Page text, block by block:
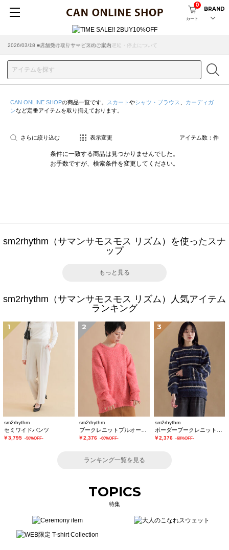
カート
0
BRAND
2026/07/29 ■【お知らせ】ヤマト運輸の配送遅延・停止について
2026/03/18 ■店舗受け取りサービスのご案内
CAN ONLINE SHOPの商品一覧です。 スカート やシャツ・ブラウス
カーディガ
ンなど定番アイテムを取り揃えております。
さらに絞り込む 表示変更 アイテム数： 件
条件に一致する商品は見つかりませんでした。
お手数ですが、検索条件を変更してください。
sm2rhythm（サマンサモスモス リズム）を使ったスナ
ップ
もっと見る
sm2rhythm（サマンサモスモス リズム）人気アイテム
ランキング
1
sm2rhythm
セミワイドパンツ
￥3,795 -50%OFF-
2
sm2rhythm
￥2,376 -60%OFF-
3
sm2rhythm
￥2,376 -60%OFF-
ランキング一覧を見る
TOPICS
特集